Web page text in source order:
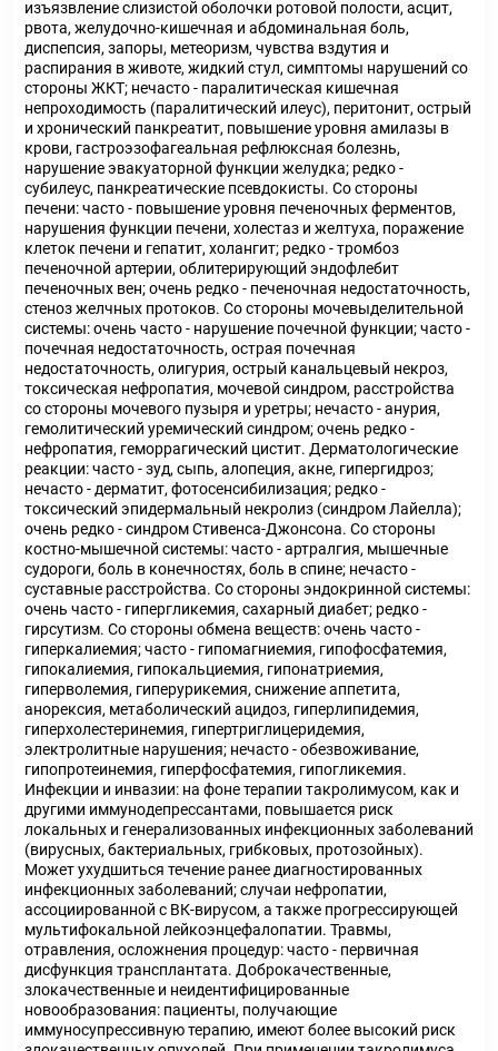
изъязвление слизистой оболочки ротовой полости, асцит,
рвота, желудочно-кишечная и абдоминальная боль,
диспепсия, запоры, метеоризм, чувства вздутия и
распирания в животе, жидкий стул, симптомы нарушений со
стороны ЖКТ; нечасто - паралитическая кишечная
непроходимость (паралитический илеус), перитонит, острый
и хронический панкреатит, повышение уровня амилазы в
крови, гастроэзофагеальная рефлюксная болезнь,
нарушение эвакуаторной функции желудка; редко -
субилеус, панкреатические псевдокисты. Со стороны
печени: часто - повышение уровня печеночных ферментов,
нарушения функции печени, холестаз и желтуха, поражение
клеток печени и гепатит, холангит; редко - тромбоз
печеночной артерии, облитерирующий эндофлебит
печеночных вен; очень редко - печеночная недостаточность,
стеноз желчных протоков. Со стороны мочевыделительной
системы: очень часто - нарушение почечной функции; часто -
почечная недостаточность, острая почечная
недостаточность, олигурия, острый канальцевый некроз,
токсическая нефропатия, мочевой синдром, расстройства
со стороны мочевого пузыря и уретры; нечасто - анурия,
гемолитический уремический синдром; очень редко -
нефропатия, геморрагический цистит. Дерматологические
реакции: часто - зуд, сыпь, алопеция, акне, гипергидроз;
нечасто - дерматит, фотосенсибилизация; редко -
токсический эпидермальный некролиз (синдром Лайелла);
очень редко - синдром Стивенса-Джонсона. Со стороны
костно-мышечной системы: часто - артралгия, мышечные
судороги, боль в конечностях, боль в спине; нечасто -
суставные расстройства. Со стороны эндокринной системы:
очень часто - гипергликемия, сахарный диабет; редко -
гирсутизм. Со стороны обмена веществ: очень часто -
гиперкалиемия; часто - гипомагниемия, гипофосфатемия,
гипокалиемия, гипокальциемия, гипонатриемия,
гиперволемия, гиперурикемия, снижение аппетита,
анорексия, метаболический ацидоз, гиперлипидемия,
гиперхолестеринемия, гипертриглицеридемия,
электролитные нарушения; нечасто - обезвоживание,
гипопротеинемия, гиперфосфатемия, гипогликемия.
Инфекции и инвазии: на фоне терапии такролимусом, как и
другими иммунодепрессантами, повышается риск
локальных и генерализованных инфекционных заболеваний
(вирусных, бактериальных, грибковых, протозойных).
Может ухудшиться течение ранее диагностированных
инфекционных заболеваний; случаи нефропатии,
ассоциированной с ВК-вирусом, а также прогрессирующей
мультифокальной лейкоэнцефалопатии. Травмы,
отравления, осложнения процедур: часто - первичная
дисфункция трансплантата. Доброкачественные,
злокачественные и неидентифицированные
новообразования: пациенты, получающие
иммуносупрессивную терапию, имеют более высокий риск